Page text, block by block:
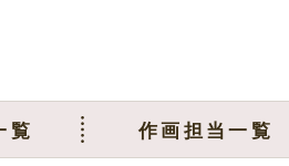
覧 作画担当一覧